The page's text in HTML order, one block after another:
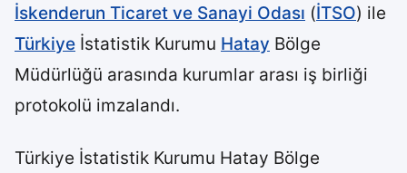
İskenderun Ticaret ve Sanayi Odası (İTSO) ile
Türkiye İstatistik Kurumu Hatay Bölge
Müdürlüğü arasında kurumlar arası iş birliği
protokolü imzalandı.
Türkiye İstatistik Kurumu Hatay Bölge